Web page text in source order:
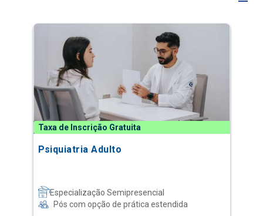
Taxa de Inscrição Gratuita
Psiquiatria Adulto
Especialização Semipresencial
Pós com opção de prática estendida